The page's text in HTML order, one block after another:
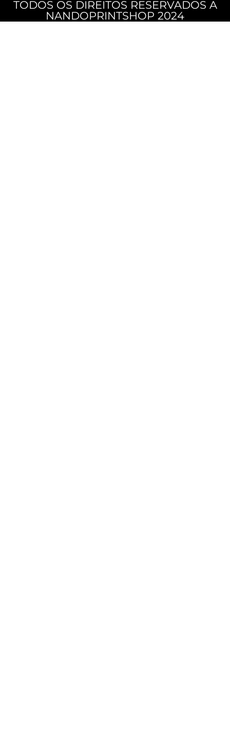
TODOS OS DIREITOS RESERVADOS A
NANDOPRINTSHOP 2024